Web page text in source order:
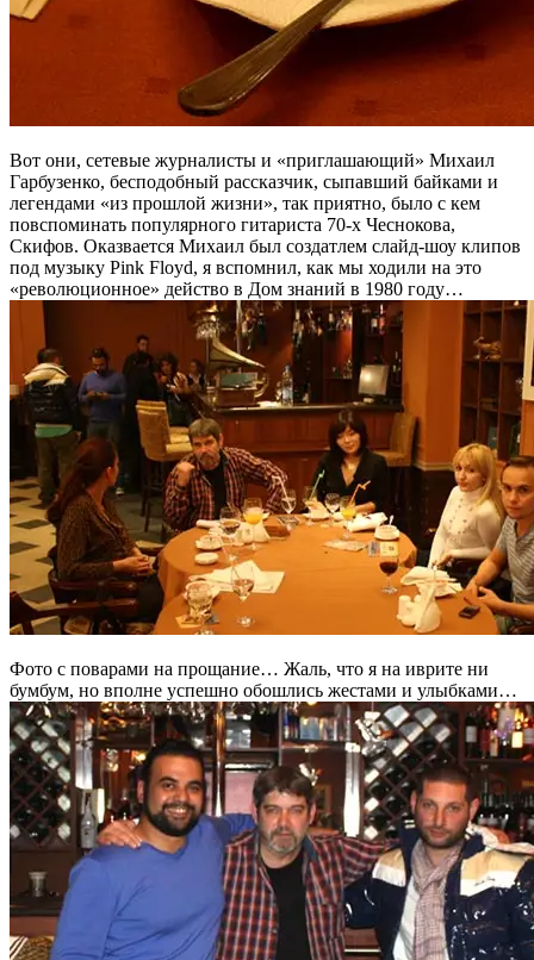
Вот они, сетевые журналисты и «приглашающий» Михаил
Гарбузенко, бесподобный рассказчик, сыпавший байками и
легендами «из прошлой жизни», так приятно, было с кем
повспоминать популярного гитариста 70-х Чеснокова,
Скифов. Оказвается Михаил был создатлем слайд-шоу клипов
под музыку Pink Floyd, я вспомнил, как мы ходили на это
«революционное» действо в Дом знаний в 1980 году…
Фото с поварами на прощание… Жаль, что я на иврите ни
бумбум, но вполне успешно обошлись жестами и улыбками…